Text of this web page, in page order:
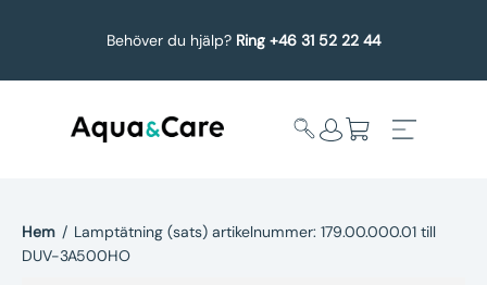
Behöver du hjälp? Ring +46 31 52 22 44
Hem / Lamptätning (sats) artikelnummer: 179.00.000.01 till
DUV-3A500HO